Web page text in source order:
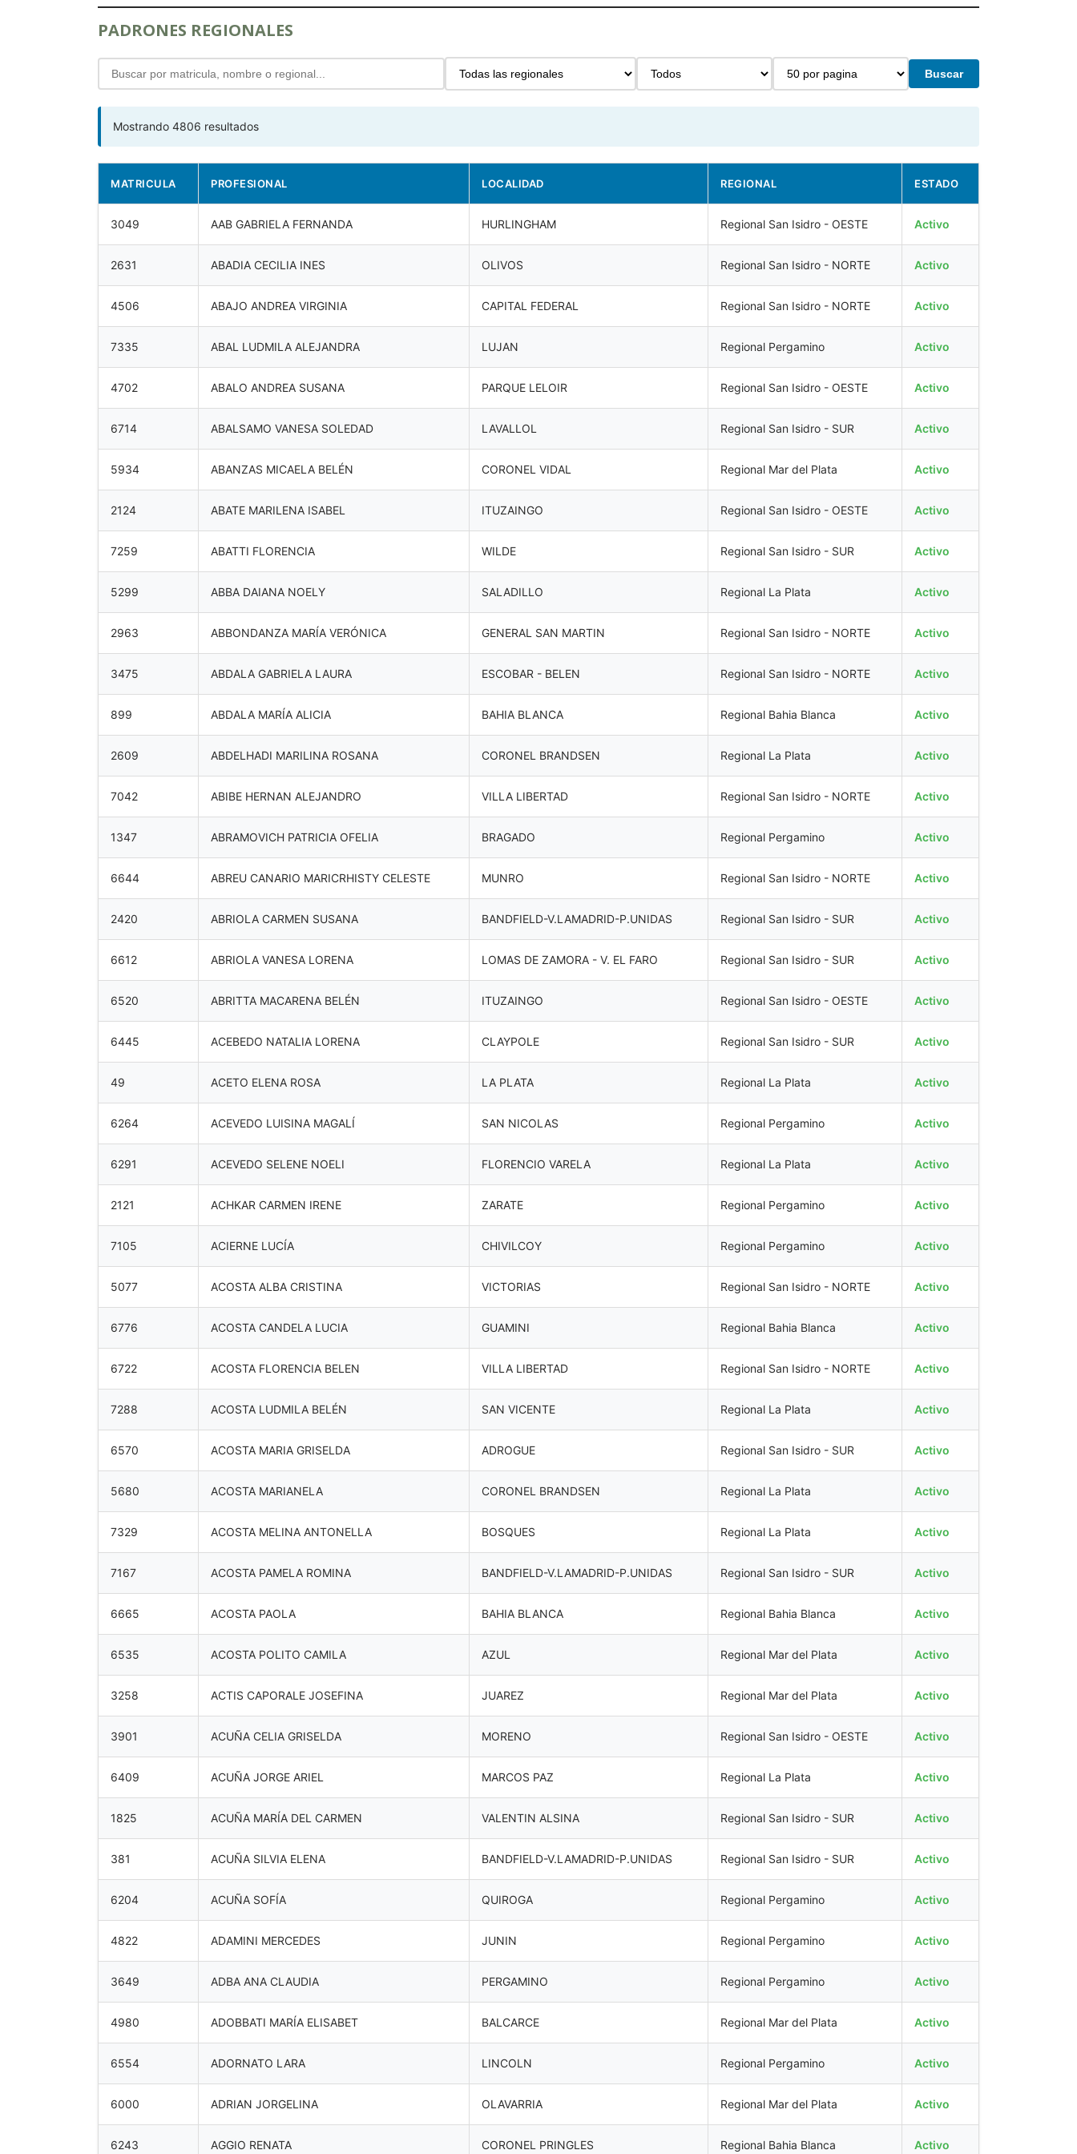
PADRONES REGIONALES
Buscar
Mostrando 4806 resultados
MATRICULA PROFESIONAL LOCALIDAD REGIONAL ESTADO
3049 AAB GABRIELA FERNANDA HURLINGHAM Regional San Isidro - OESTE Activo
2631 ABADIA CECILIA INES OLIVOS Regional San Isidro - NORTE Activo
4506 ABAJO ANDREA VIRGINIA CAPITAL FEDERAL Regional San Isidro - NORTE Activo
7335 ABAL LUDMILA ALEJANDRA LUJAN Regional Pergamino Activo
4702 ABALO ANDREA SUSANA PARQUE LELOIR Regional San Isidro - OESTE Activo
6714 ABALSAMO VANESA SOLEDAD LAVALLOL Regional San Isidro - SUR Activo
5934 ABANZAS MICAELA BELÉN CORONEL VIDAL Regional Mar del Plata Activo
2124 ABATE MARILENA ISABEL ITUZAINGO Regional San Isidro - OESTE Activo
7259 ABATTI FLORENCIA WILDE Regional San Isidro - SUR Activo
5299 ABBA DAIANA NOELY SALADILLO Regional La Plata Activo
2963 ABBONDANZA MARÍA VERÓNICA GENERAL SAN MARTIN Regional San Isidro - NORTE Activo
3475 ABDALA GABRIELA LAURA ESCOBAR - BELEN Regional San Isidro - NORTE Activo
899 ABDALA MARÍA ALICIA BAHIA BLANCA Regional Bahia Blanca Activo
2609 ABDELHADI MARILINA ROSANA CORONEL BRANDSEN Regional La Plata Activo
7042 ABIBE HERNAN ALEJANDRO VILLA LIBERTAD Regional San Isidro - NORTE Activo
1347 ABRAMOVICH PATRICIA OFELIA BRAGADO Regional Pergamino Activo
6644 ABREU CANARIO MARICRHISTY CELESTE MUNRO Regional San Isidro - NORTE Activo
2420 ABRIOLA CARMEN SUSANA BANDFIELD-V.LAMADRID-P.UNIDAS Regional San Isidro - SUR Activo
6612 ABRIOLA VANESA LORENA LOMAS DE ZAMORA - V. EL FARO Regional San Isidro - SUR Activo
6520 ABRITTA MACARENA BELÉN ITUZAINGO Regional San Isidro - OESTE Activo
6445 ACEBEDO NATALIA LORENA CLAYPOLE Regional San Isidro - SUR Activo
49 ACETO ELENA ROSA LA PLATA Regional La Plata Activo
6264 ACEVEDO LUISINA MAGALÍ SAN NICOLAS Regional Pergamino Activo
6291 ACEVEDO SELENE NOELI FLORENCIO VARELA Regional La Plata Activo
2121 ACHKAR CARMEN IRENE ZARATE Regional Pergamino Activo
7105 ACIERNE LUCÍA CHIVILCOY Regional Pergamino Activo
5077 ACOSTA ALBA CRISTINA VICTORIAS Regional San Isidro - NORTE Activo
6776 ACOSTA CANDELA LUCIA GUAMINI Regional Bahia Blanca Activo
6722 ACOSTA FLORENCIA BELEN VILLA LIBERTAD Regional San Isidro - NORTE Activo
7288 ACOSTA LUDMILA BELÉN SAN VICENTE Regional La Plata Activo
6570 ACOSTA MARIA GRISELDA ADROGUE Regional San Isidro - SUR Activo
5680 ACOSTA MARIANELA CORONEL BRANDSEN Regional La Plata Activo
7329 ACOSTA MELINA ANTONELLA BOSQUES Regional La Plata Activo
7167 ACOSTA PAMELA ROMINA BANDFIELD-V.LAMADRID-P.UNIDAS Regional San Isidro - SUR Activo
6665 ACOSTA PAOLA BAHIA BLANCA Regional Bahia Blanca Activo
6535 ACOSTA POLITO CAMILA AZUL Regional Mar del Plata Activo
3258 ACTIS CAPORALE JOSEFINA JUAREZ Regional Mar del Plata Activo
3901 ACUÑA CELIA GRISELDA MORENO Regional San Isidro - OESTE Activo
6409 ACUÑA JORGE ARIEL MARCOS PAZ Regional La Plata Activo
1825 ACUÑA MARÍA DEL CARMEN VALENTIN ALSINA Regional San Isidro - SUR Activo
381 ACUÑA SILVIA ELENA BANDFIELD-V.LAMADRID-P.UNIDAS Regional San Isidro - SUR Activo
6204 ACUÑA SOFÍA QUIROGA Regional Pergamino Activo
4822 ADAMINI MERCEDES JUNIN Regional Pergamino Activo
3649 ADBA ANA CLAUDIA PERGAMINO Regional Pergamino Activo
4980 ADOBBATI MARÍA ELISABET BALCARCE Regional Mar del Plata Activo
6554 ADORNATO LARA LINCOLN Regional Pergamino Activo
6000 ADRIAN JORGELINA OLAVARRIA Regional Mar del Plata Activo
6243 AGGIO RENATA CORONEL PRINGLES Regional Bahia Blanca Activo